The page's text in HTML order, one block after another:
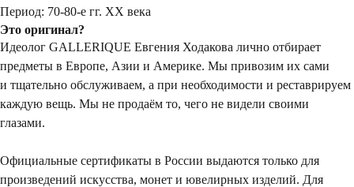
Период: 70-80-е гг. ХХ века
Это оригинал?
Идеолог GALLERIQUE Евгения Ходакова лично отбирает
предметы в Европе, Азии и Америке. Мы привозим их сами
и тщательно обслуживаем, а при необходимости и реставрируем
каждую вещь. Мы не продаём то, чего не видели своими
глазами.
Официальные сертификаты в России выдаются только для
произведений искусства, монет и ювелирных изделий. Для